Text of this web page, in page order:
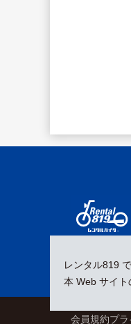
レンタル819
本 Web サイト
会員規約プ